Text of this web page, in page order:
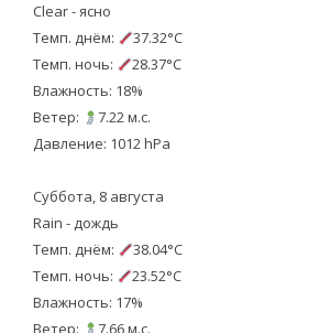
Clear - ясно
Темп. днём:
37.32°C
Темп. ночь:
28.37°C
Влажность: 18%
Ветер:
7.22 м.с.
Давление: 1012 hPa
Суббота, 8 августа
Rain - дождь
Темп. днём:
38.04°C
Темп. ночь:
23.52°C
Влажность: 17%
Ветер:
7.66 м.с.